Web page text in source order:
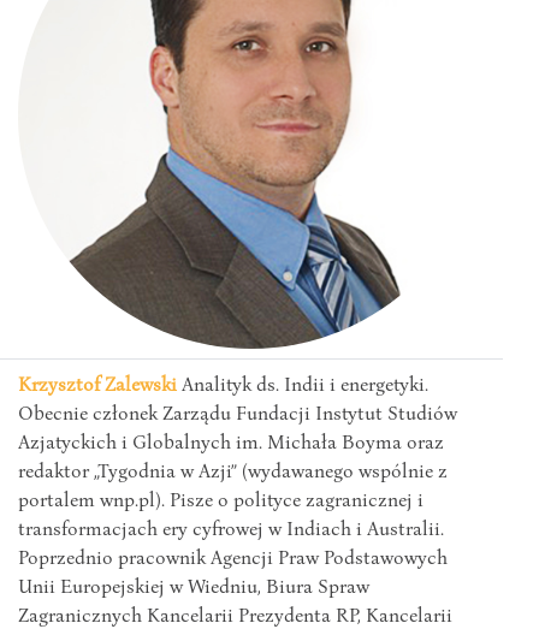
Krzysztof Zalewski Analityk ds. Indii i energetyki.
Obecnie członek Zarządu Fundacji Instytut Studiów
Azjatyckich i Globalnych im. Michała Boyma oraz
redaktor „Tygodnia w Azji” (wydawanego wspólnie z
portalem wnp.pl). Pisze o polityce zagranicznej i
transformacjach ery cyfrowej w Indiach i Australii.
Poprzednio pracownik Agencji Praw Podstawowych
Unii Europejskiej w Wiedniu, Biura Spraw
Zagranicznych Kancelarii Prezydenta RP, Kancelarii